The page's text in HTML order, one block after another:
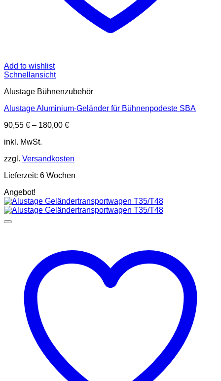
Add to wishlist
Schnellansicht
Alustage Bühnenzubehör
Alustage Aluminium-Geländer für Bühnenpodeste SBA
90,55 € – 180,00 €
inkl. MwSt.
zzgl. Versandkosten
Lieferzeit: 6 Wochen
Angebot!